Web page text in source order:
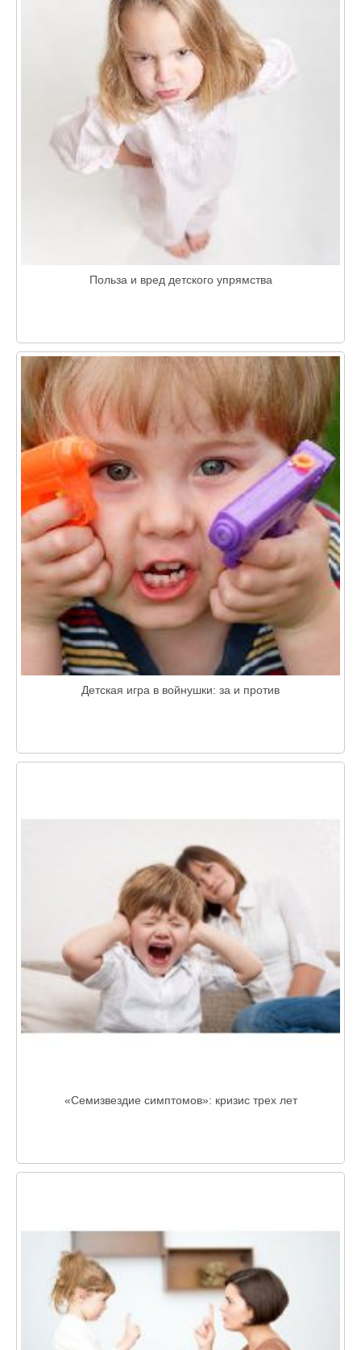
Польза и вред детского упрямства
Детская игра в войнушки: за и против
«Семизвездие симптомов»: кризис трех лет